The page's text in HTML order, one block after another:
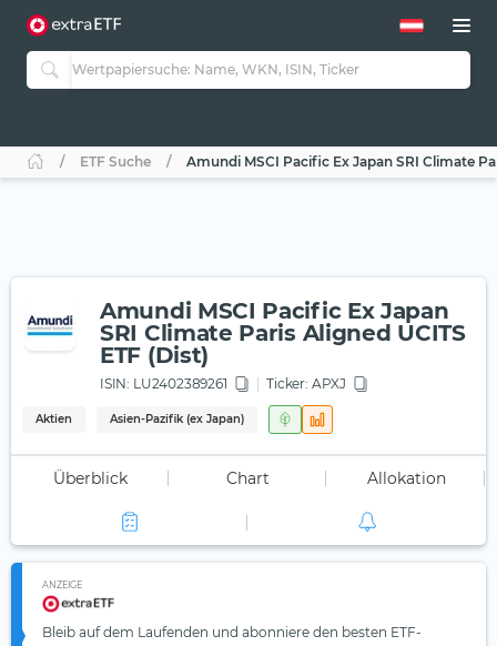
ETF Suche Amundi MSCI Pacific Ex Japan SRI Climate
Amundi MSCI Pacific Ex Japan
SRI Climate Paris Aligned UCITS
ETF (Dist)
ISIN: LU2402389261 Ticker: APXJ
Aktien Asien-Pazifik (ex Japan)
Überblick Chart Allokation
ANZEIGE
Bleib auf dem Laufenden und abonniere den besten ETF-